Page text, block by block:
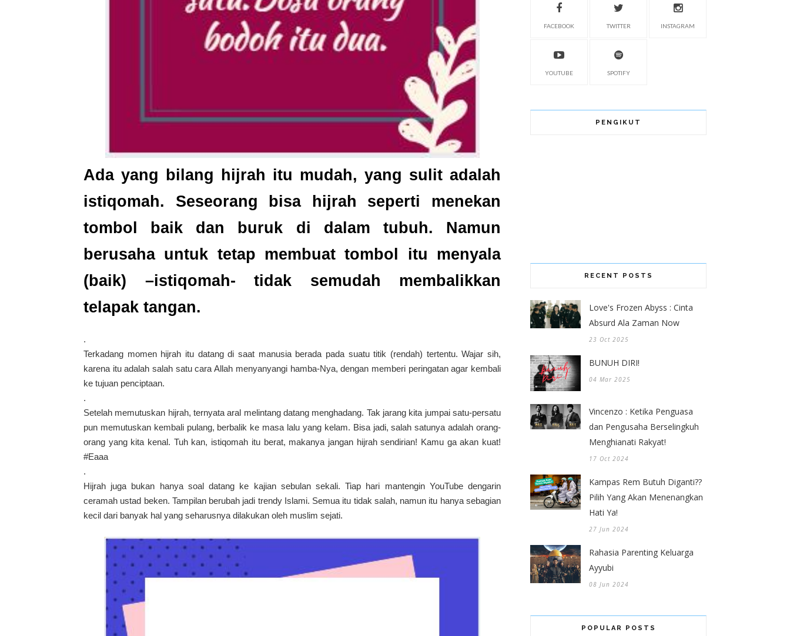
Ada yang bilang hijrah itu mudah, yang sulit adalah
istiqomah. Seseorang bisa hijrah seperti menekan
tombol baik dan buruk di dalam tubuh. Namun
berusaha untuk tetap membuat tombol itu menyala
(baik) –istiqomah- tidak semudah membalikkan
telapak tangan.
.
Terkadang momen hijrah itu datang di saat manusia berada pada suatu titik (rendah) tertentu. Wajar sih,
karena itu adalah salah satu cara Allah menyanyangi hamba-Nya, dengan memberi peringatan agar kembali
ke tujuan penciptaan.
.
Setelah memutuskan hijrah, ternyata aral melintang datang menghadang. Tak jarang kita jumpai satu-persatu
pun memutuskan kembali pulang, berbalik ke masa lalu yang kelam. Bisa jadi, salah satunya adalah orang-
orang yang kita kenal. Tuh kan, istiqomah itu berat, makanya jangan hijrah sendirian! Kamu ga akan kuat!
#Eaaa
.
Hijrah juga bukan hanya soal datang ke kajian sebulan sekali. Tiap hari mantengin YouTube dengarin
ceramah ustad beken. Tampilan berubah jadi trendy Islami. Semua itu tidak salah, namun itu hanya sebagian
kecil dari banyak hal yang seharusnya dilakukan oleh muslim sejati.
FACEBOOK TWITTER INSTAGRAM
YOUTUBE SPOTIFY
PENGIKUT
RECENT POSTS
Love's Frozen Abyss : Cinta
Absurd Ala Zaman Now
23 Oct 2025
BUNUH DIRI!
04 Mar 2025
Vincenzo : Ketika Penguasa
dan Pengusaha Berselingkuh
Menghianati Rakyat!
17 Oct 2024
Kampas Rem Butuh Diganti??
Pilih Yang Akan Menenangkan
Hati Ya!
27 Jun 2024
Rahasia Parenting Keluarga
Ayyubi
08 Jun 2024
POPULAR POSTS